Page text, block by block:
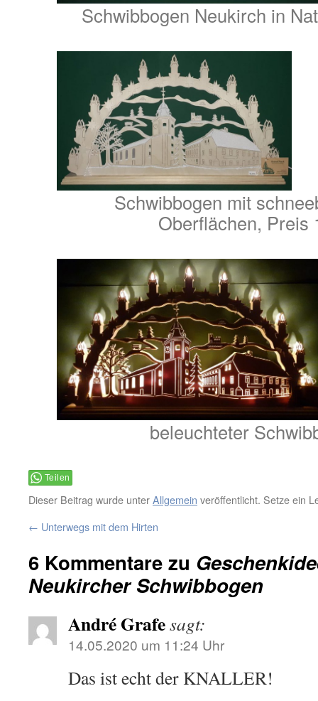
Schwibbogen Neukirch in
Schwibbogen mit
Oberflächen, Preis
beleuchteter
Teilen
Dieser Beitrag wurde unterAllgemein veröffentlicht. Setze ein
← Unterwegs mit dem Hirten
6 Kommentare zu
Neukircher Schwibbogen
André Grafesagt:
14.05.2020 um 11:24 Uhr
Das ist echt der KNALLER!